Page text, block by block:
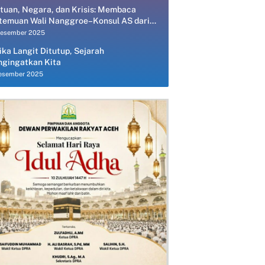
Negara, dan Krisis: Membaca
Wali Nanggroe–Konsul AS dari
Ekonomi Politik
2025
Langit Ditutup, Sejarah
Kita
2025